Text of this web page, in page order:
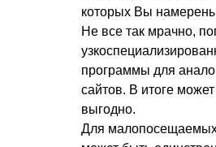
которых Вы намерены
Не все так мрачно,
программы для
сайтов. В итоге
выгодно.
Для малопосещаемых